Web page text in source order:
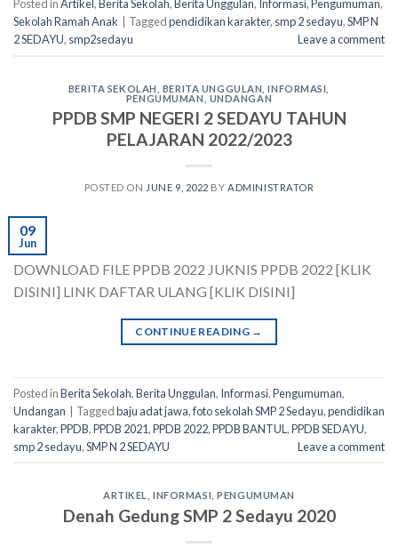
Posted inArtikel, Berita Sekolah, Berita Unggulan, Informasi, Pengumuman,
Sekolah Ramah Anak
Taggedpendidikan karakter, smp 2 sedayu,SMP N
2 SEDAYU, smp2sedayu Leave a comment
BERITA SEKOLAH BERITA UNGGULAN ,INFORMASI
PENGUMUMAN
UNDANGAN
PPDB SMP NEGERI 2 SEDAYU TAHUN
PELAJARAN 2022/2023
POSTED ON JUNE 9, 2022 BYADMINISTRATOR
09
Jun
DOWNLOAD FILE PPDB 2022 JUKNIS PPDB 2022 [KLIK
DISINI] LINK DAFTAR ULANG [KLIK DISINI]
CONTINUE READING →
Posted inBerita Sekolah,Berita Unggulan, Informasi,Pengumuman,
Undangan
Taggedbaju adat jawa,foto sekolah SMP 2 Sedayu,pendidikan
karakter,PPDB,PPDB 2021,PPDB 2022,PPDB BANTUL ,PPDB SEDAYU,
smp 2 sedayu,SMP N 2 SEDAYU Leave a comment
ARTIKEL ,INFORMASI ,PENGUMUMAN
Denah Gedung SMP 2 Sedayu 2020